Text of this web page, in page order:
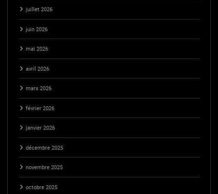
juillet 2026
juin 2026
mai 2026
avril 2026
mars 2026
février 2026
janvier 2026
décembre 2025
novembre 2025
octobre 2025